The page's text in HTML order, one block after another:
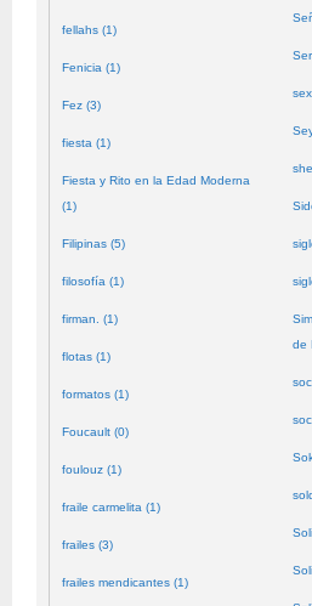
fellahs (1)
Fenicia (1)
Fez (3)
fiesta (1)
Fiesta y Rito en la Edad Moderna
(1)
Filipinas (5)
filosofía (1)
firman. (1)
flotas (1)
formatos (1)
Foucault (0)
foulouz (1)
fraile carmelita (1)
frailes (3)
frailes mendicantes (1)
de